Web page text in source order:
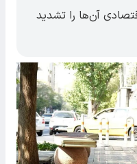
آن‌ها را تشدید